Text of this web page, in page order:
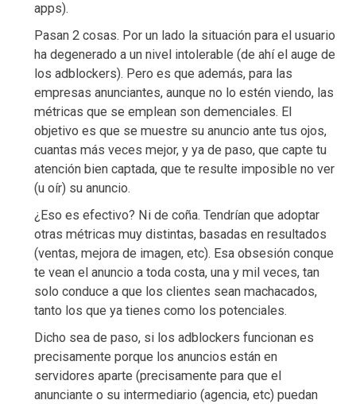
apps).
Pasan 2 cosas. Por un lado la situación para el usuario
ha degenerado a un nivel intolerable (de ahí el auge de
los adblockers). Pero es que además, para las
empresas anunciantes, aunque no lo estén viendo, las
métricas que se emplean son demenciales. El
objetivo es que se muestre su anuncio ante tus ojos,
cuantas más veces mejor, y ya de paso, que capte tu
atención bien captada, que te resulte imposible no ver
(u oír) su anuncio.
¿Eso es efectivo? Ni de coña. Tendrían que adoptar
otras métricas muy distintas, basadas en resultados
(ventas, mejora de imagen, etc). Esa obsesión conque
te vean el anuncio a toda costa, una y mil veces, tan
solo conduce a que los clientes sean machacados,
tanto los que ya tienes como los potenciales.
Dicho sea de paso, si los adblockers funcionan es
precisamente porque los anuncios están en
servidores aparte (precisamente para que el
anunciante o su intermediario (agencia, etc) puedan